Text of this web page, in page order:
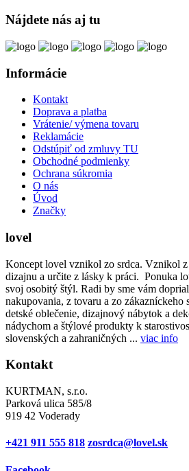
Nájdete nás aj tu
Informácie
Kontakt
Doprava a platba
Vrátenie/ výmena tovaru
Reklamácie
Odstúpiť od zmluvy TU
Obchodné podmienky
Ochrana súkromia
O nás
Úvod
Značky
lovel
Koncept lovel vznikol zo srdca. Vznikol
dizajnu a určite z lásky k práci. Ponuka
svoj osobitý štýl. Radi by sme vám
nakupovania, z tovaru a zo zákazníckeho
detské oblečenie, dizajnový nábytok a
nádychom a štýlové produkty k
slovenských a zahraničných ... viac info
Kontakt
KURTMAN, s.r.o.
Parková ulica 585/8
919 42 Voderady
+421 911 555 818 zosrdca@lovel.sk